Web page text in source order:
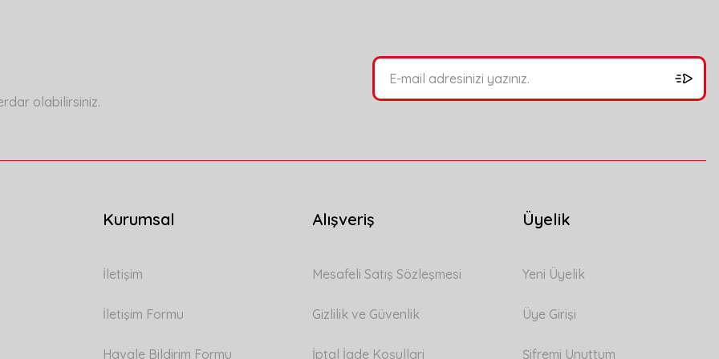
olabilirsiniz.
Kurumsal
İletişim
İletişim Formu
Havale Bildirim Formu
Alışveriş
Mesafeli Satış Sözleşmesi
Gizlilik ve Güvenlik
İptal İade Koşullari
Üyelik
Yeni Üyelik
Üye Girişi
Şifremi Unuttum